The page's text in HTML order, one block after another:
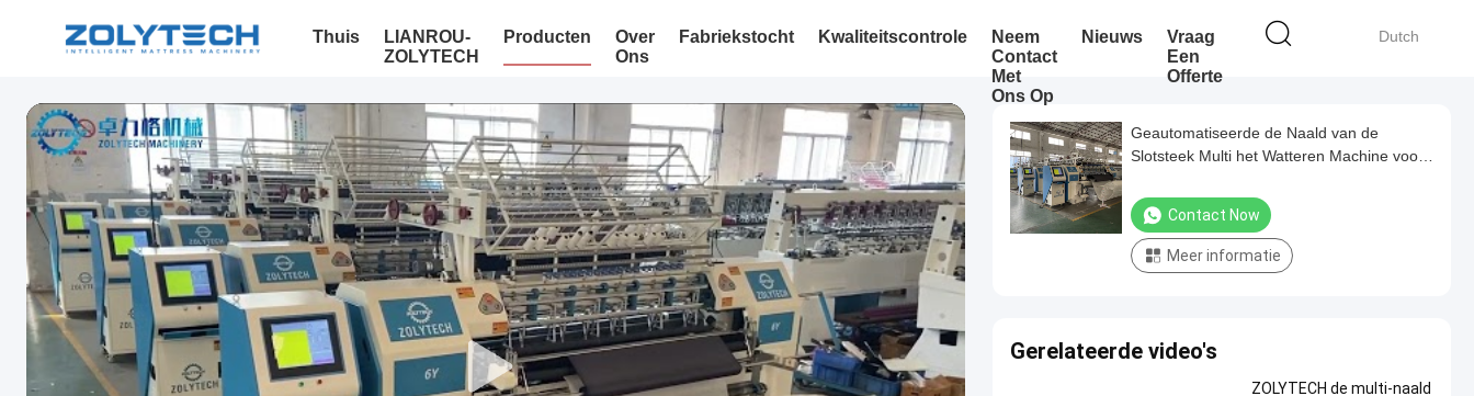
Dutch
Thuis
LIANROU-
ZOLYTECH
Producten
Over
Ons
Fabriekstocht Kwaliteitscontrole
Neem
Contact
Met
Ons Op
Nieuws
Vraag
Een
Offerte
Geautomatiseerde de Naald van de
Slotsteek Multi het Watteren Machine voor
Contact Now
Meer informatie
Gerelateerde video's
ZOLYTECH de multi-naald